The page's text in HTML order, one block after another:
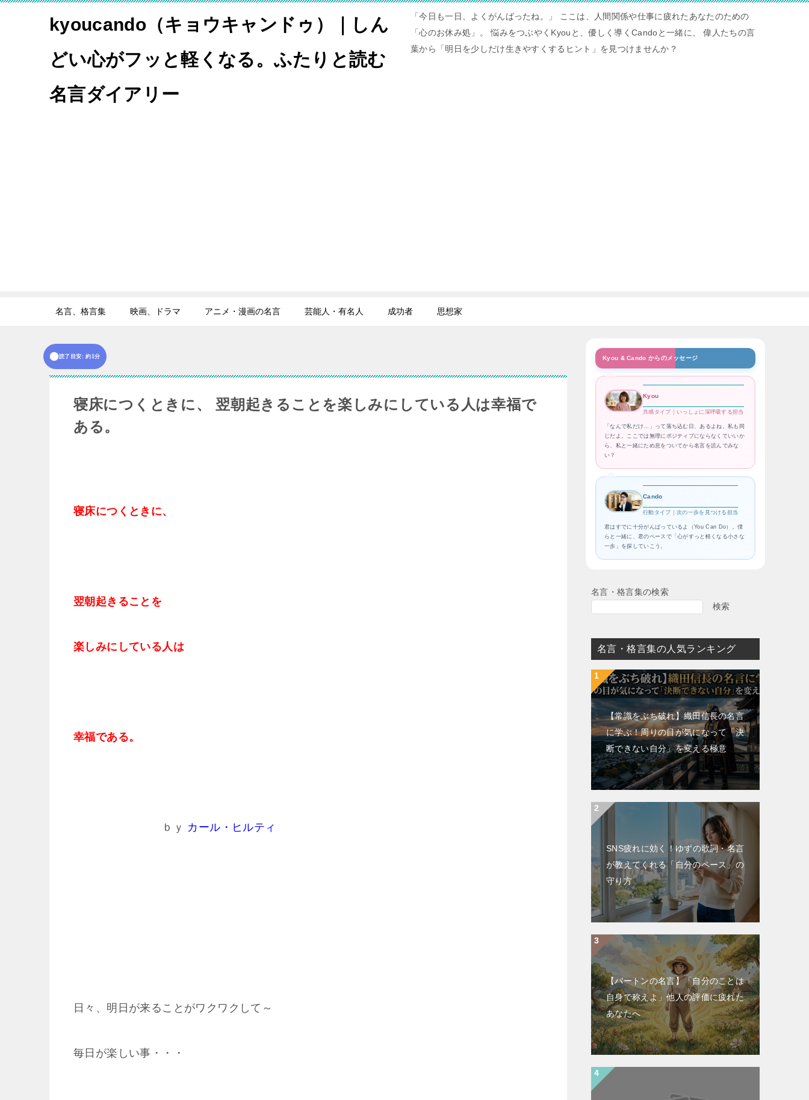
kyoucando（キョウキャンドゥ）｜しん
どい心がフッと軽くなる。ふたりと読む
名言ダイアリー
「今日も一日、よくがんばったね。」 ここは、人間関係や仕事に疲れたあなたのための
「心のお休み処」。 悩みをつぶやくKyouと、優しく導くCandoと一緒に、 偉人たちの言
葉から「明日を少しだけ生きやすくするヒント」を見つけませんか？
名言、格言集 映画、ドラマ アニメ・漫画の名言 芸能人・有名人 成功者 思想家
読了目安: 約1分
寝床につくときに、 翌朝起きることを楽しみにしている人は幸福で
ある。
寝床につくときに、
翌朝起きることを
楽しみにしている人は
幸福である。
ｂｙ カール・ヒルティ
日々、明日が来ることがワクワクして～
毎日が楽しい事・・・
Kyou & Cando からのメッセージ
Kyou
共感タイプ｜いっしょに深呼吸する担当
「なんで私だけ…」って落ち込む日、あるよね。私も同
じだよ。ここでは無理にポジティブにならなくていいか
ら、私と一緒にため息をついてから名言を読んでみな
い？
Cando
行動タイプ｜次の一歩を見つける担当
君はすでに十分がんばっているよ（You Can Do）。僕
らと一緒に、君のペースで「心がすっと軽くなる小さな
一歩」を探していこう。
名言・格言集の検索
検索
名言・格言集の人気ランキング
【常識をぶち破れ】織田信長の名言
に学ぶ！周りの目が気になって「決
断できない自分」を変える極意
SNS疲れに効く！ゆずの歌詞・名言
が教えてくれる「自分のペース」の
守り方
【バートンの名言】「自分のことは
自身で称えよ」他人の評価に疲れた
あなたへ